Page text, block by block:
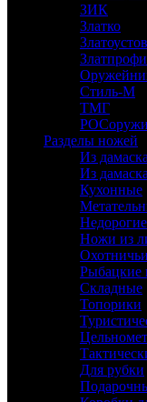
ЗИК
Златко
Стиль-М
ТМГ
Разделы ножей
Из дамаска
Из
Кухонные
Недорогие
Ножи из
Рыбацкие
Складные
Топорики
Для рубки